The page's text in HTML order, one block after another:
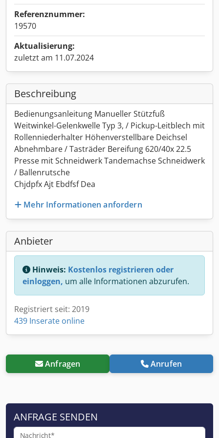
Referenznummer:
19570
Aktualisierung:
zuletzt am 11.07.2024
Beschreibung
Bedienungsanleitung Manueller Stützfuß
Weitwinkel-Gelenkwelle Typ 3, / Pickup-Leitblech mit
Rollenniederhalter Höhenverstellbare Deichsel
Abnehmbare / Tasträder Bereifung 620/40x 22.5
Presse mit Schneidwerk Tandemachse Schneidwerk
/ Ballenrutsche
Chjdpfx Ajt Ebdfsf Dea
Mehr Informationen anfordern
Anbieter
Hinweis: Kostenlos registrieren oder
einloggen, um alle Informationen abzurufen.
Registriert seit: 2019
439 Inserate online
Anfragen Anrufen
ANFRAGE SENDEN
Nachricht*